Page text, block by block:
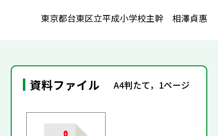
東京都台東区立平成小学校主幹 相澤貞惠
資料ファイル A4判たて，1ページ